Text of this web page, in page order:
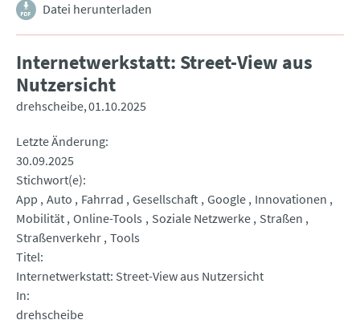
Datei herunterladen
Internetwerkstatt: Street-View aus
Nutzersicht
drehscheibe 01.10.2025
Letzte Änderung
30.09.2025
Stichwort(e)
App Auto Fahrrad Gesellschaft Google Innovationen
Mobilität Online-Tools Soziale Netzwerke Straßen
Straßenverkehr Tools
Titel
Internetwerkstatt: Street-View aus Nutzersicht
In
drehscheibe